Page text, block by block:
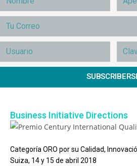
Business Initiative Directions
Categoría ORO por su Calidad,
Suiza, 14 y 15 de abril 2018